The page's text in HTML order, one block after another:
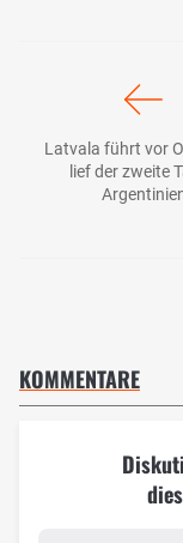
Latvala führt vor
lief der zweite
KOMMENTARE